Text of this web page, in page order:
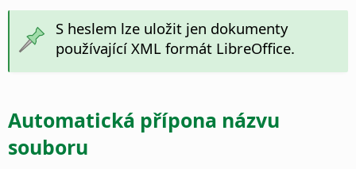
S heslem lze uložit jen dokumenty
používající XML formát LibreOffice.
Automatická přípona názvu
souboru